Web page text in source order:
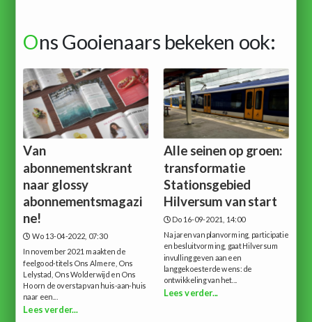
Ons Gooienaars bekeken ook:
Van
abonnementskrant
naar glossy
abonnementsmagazi
ne!
Wo 13-04-2022, 07:30
In november 2021 maakten de
feelgood-titels Ons Almere, Ons
Lelystad, Ons Wolderwijd en Ons
Hoorn de overstap van huis-aan-huis
naar een...
Lees verder...
Alle seinen op groen:
transformatie
Stationsgebied
Hilversum van start
Do 16-09-2021, 14:00
Na jaren van planvorming, participatie
en besluitvorming, gaat Hilversum
invulling geven aan een
langgekoesterde wens: de
ontwikkeling van het...
Lees verder...